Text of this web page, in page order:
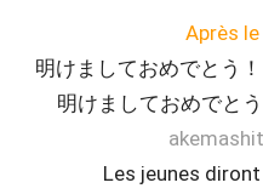
Après
明けましておめでとう
明けましておめでと
Les jeunes